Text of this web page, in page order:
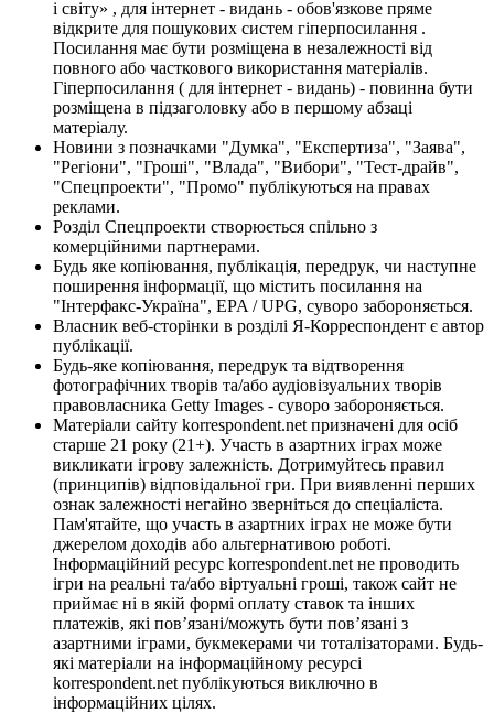
і світу» , для інтернет - видань - обов'язкове пряме
відкрите для пошукових систем гіперпосилання .
Посилання має бути розміщена в незалежності від
повного або часткового використання матеріалів.
Гіперпосилання ( для інтернет - видань) - повинна бути
розміщена в підзаголовку або в першому абзаці
матеріалу.
Новини з позначками "Думка", "Експертиза", "Заява",
"Регіони", "Гроші", "Влада", "Вибори", "Тест-драйв",
"Спецпроекти", "Промо" публікуються на правах
реклами.
Розділ Спецпроекти створюється спільно з
комерційними партнерами.
Будь яке копіювання, публікація, передрук, чи наступне
поширення інформації, що містить посилання на
"Інтерфакс-Україна", EPA / UPG, суворо забороняється.
Власник веб-сторінки в розділі Я-Корреспондент є автор
публікації.
Будь-яке копіювання, передрук та відтворення
фотографічних творів та/або аудіовізуальних творів
правовласника Getty Images - суворо забороняється.
Матеріали сайту korrespondent.net призначені для осіб
старше 21 року (21+). Участь в азартних іграх може
викликати ігрову залежність. Дотримуйтесь правил
(принципів) відповідальної гри. При виявленні перших
ознак залежності негайно зверніться до спеціаліста.
Пам'ятайте, що участь в азартних іграх не може бути
джерелом доходів або альтернативою роботі.
Інформаційний ресурс korrespondent.net не проводить
ігри на реальні та/або віртуальні гроші, також сайт не
приймає ні в якій формі оплату ставок та інших
платежів, які пов’язані/можуть бути пов’язані з
азартними іграми, букмекерами чи тоталізаторами. Будь-
які матеріали на інформаційному ресурсі
korrespondent.net публікуються виключно в
інформаційних цілях.